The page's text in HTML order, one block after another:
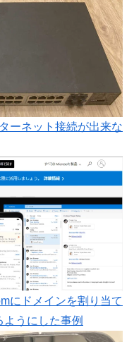
ーネット接続が出来な
にドメインを割り当て
うにした事例